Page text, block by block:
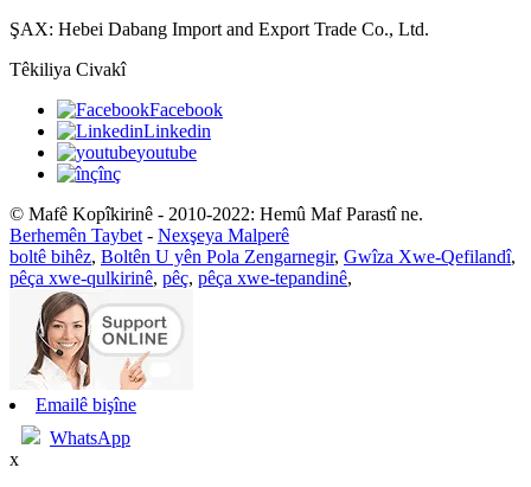
ŞAX: Hebei Dabang Import and Export Trade Co., Ltd.
Têkiliya Civakî
Facebook
Linkedin
youtube
înç
© Mafê Kopîkirinê - 2010-2022: Hemû Maf Parastî ne.
Berhemên Taybet - Nexşeya Malperê
boltê bihêz, Boltên U yên Pola Zengarnegir, Gwîza Xwe-Qefilandî,
pêça xwe-qulkirinê, pêç, pêça xwe-tepandinê,
Emailê bişîne
WhatsApp
x